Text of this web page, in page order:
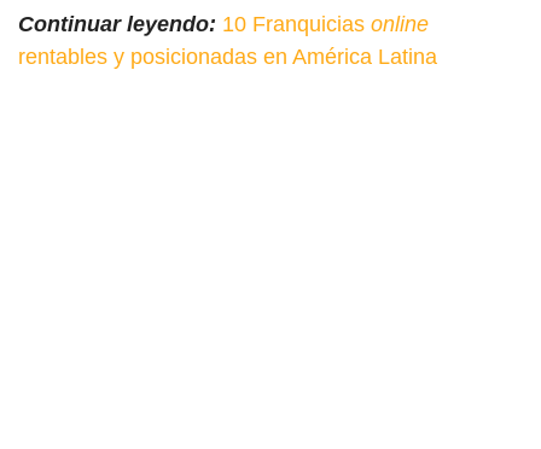
Continuar leyendo: 10 Franquicias online
rentables y posicionadas en América Latina